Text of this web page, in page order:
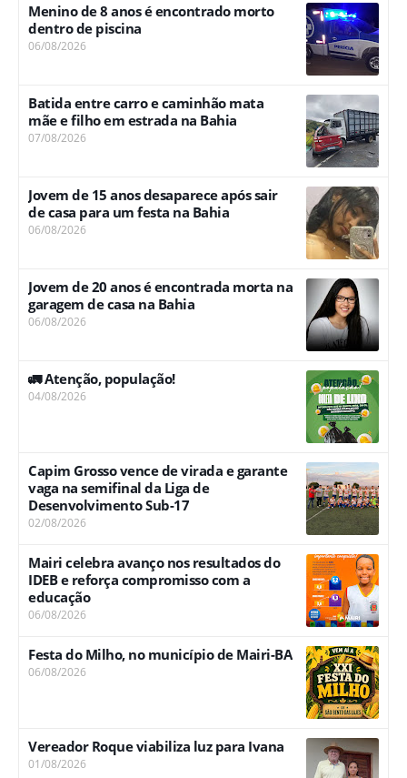
Menino de 8 anos é encontrado morto
dentro de piscina
06/08/2026
Batida entre carro e caminhão mata
mãe e filho em estrada na Bahia
07/08/2026
Jovem de 15 anos desaparece após sair
de casa para um festa na Bahia
06/08/2026
Jovem de 20 anos é encontrada morta na
garagem de casa na Bahia
06/08/2026
🚛 Atenção, população!
04/08/2026
Capim Grosso vence de virada e garante
vaga na semifinal da Liga de
Desenvolvimento Sub-17
02/08/2026
Mairi celebra avanço nos resultados do
IDEB e reforça compromisso com a
educação
06/08/2026
Festa do Milho, no município de Mairi-BA
06/08/2026
Vereador Roque viabiliza luz para Ivana
01/08/2026